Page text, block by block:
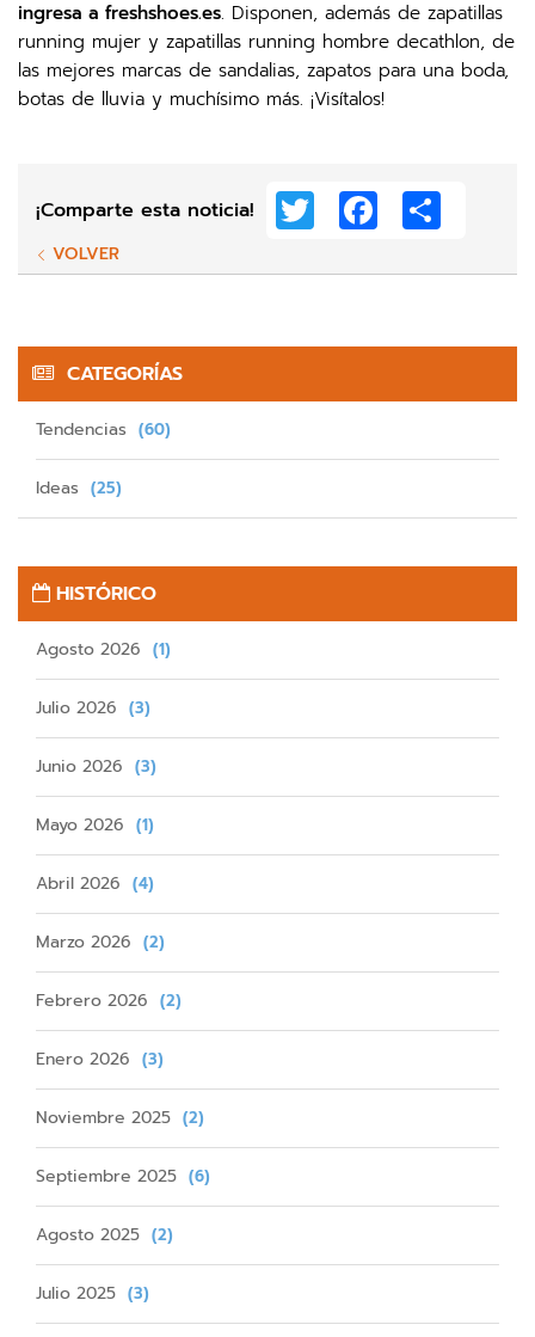
ingresa a freshshoes.es. Disponen, además de zapatillas
running mujer y zapatillas running hombre decathlon, de
las mejores marcas de sandalias, zapatos para una boda,
botas de lluvia y muchísimo más. ¡Visítalos!
¡Comparte esta noticia! Twitter Facebook
VOLVER
CATEGORÍAS
Tendencias (60)
Ideas (25)
HISTÓRICO
Agosto 2026 (1)
Julio 2026 (3)
Junio 2026 (3)
Mayo 2026 (1)
Abril 2026 (4)
Marzo 2026 (2)
Febrero 2026 (2)
Enero 2026 (3)
Noviembre 2025 (2)
Septiembre 2025 (6)
Agosto 2025 (2)
Julio 2025 (3)